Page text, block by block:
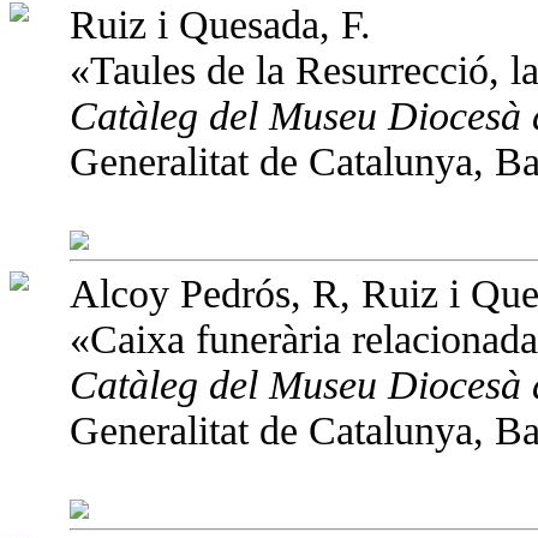
Ruiz i Quesada, F.
«Taules de la Resurrecció,
Catàleg del Museu
Generalitat de Catalunya,
Alcoy Pedrós, R, Ruiz i
«Caixa funerària
Catàleg del Museu
Generalitat de Catalunya,